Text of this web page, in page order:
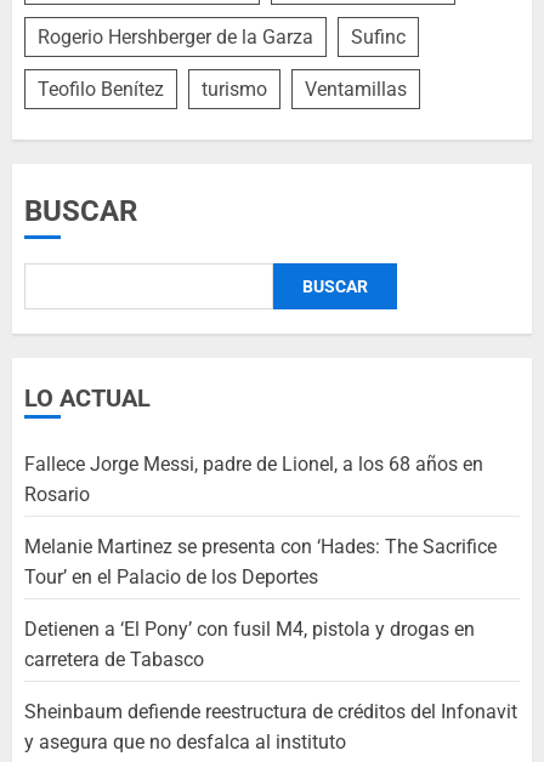
Rogerio Hershberger de la Garza Sufinc
Teofilo Benítez turismo Ventamillas
BUSCAR
BUSCAR
LO ACTUAL
Fallece Jorge Messi, padre de Lionel, a los 68 años en
Rosario
Melanie Martinez se presenta con ‘Hades: The Sacrifice
Tour’ en el Palacio de los Deportes
Detienen a ‘El Pony’ con fusil M4, pistola y drogas en
carretera de Tabasco
Sheinbaum defiende reestructura de créditos del Infonavit
y asegura que no desfalca al instituto